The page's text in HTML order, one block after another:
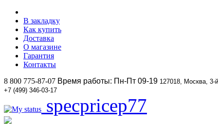
В закладку
Как купить
Доставка
О магазине
Гарантия
Контакты
8 800 775-87-07 Время работы: Пн-Пт 09-19 127018, Москва,
+7 (499) 346-03-17
specpricep77